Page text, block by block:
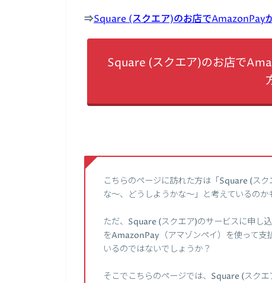
⇒Square (スクエア)のお店でAmazonPay
Square (スクエア)のお店で
こちらのページに訪れた方は「Square (ス
な～、どうしようかな～」と考えているのか
ただ、Square (スクエア)のサービスに申し
をAmazonPay（アマゾンペイ）を使って支
いるのではないでしょうか？
そこでこちらのページでは、Square (スク